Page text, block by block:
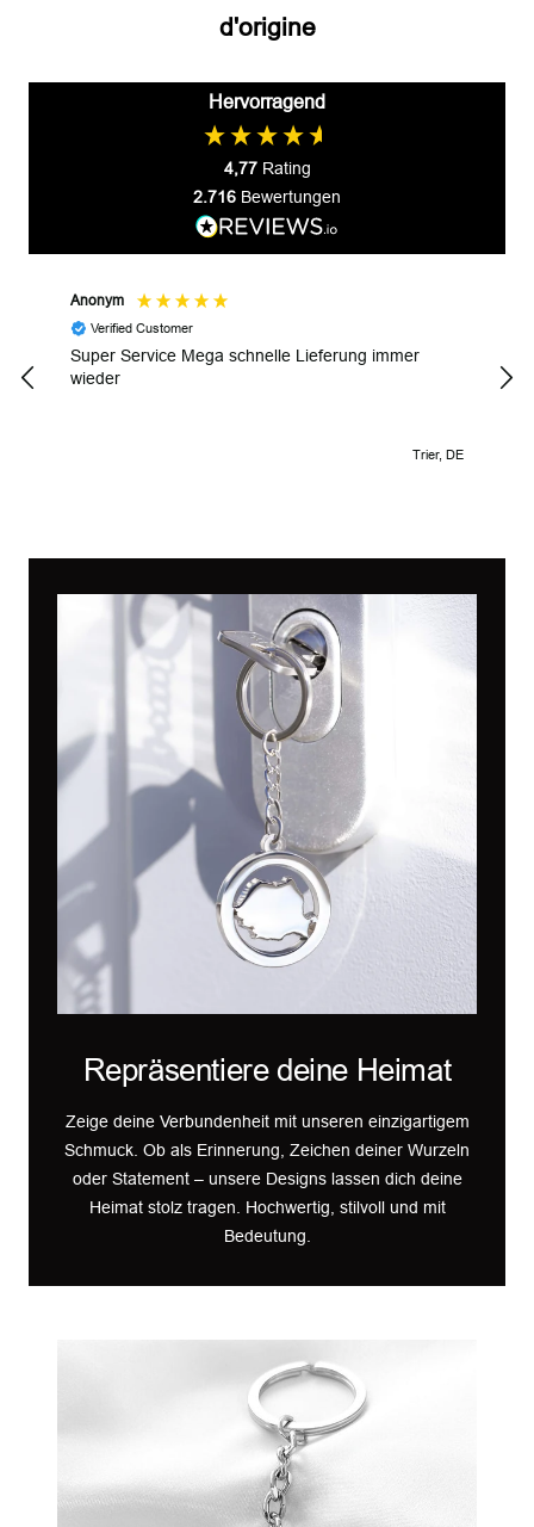
d'origine
Hervorragend
4,77 Rating
2.716 Bewertungen
Anonym
Verified Customer
Super Service Mega schnelle Lieferung immer
wieder
Trier, DE
Repräsentiere deine Heimat
Zeige deine Verbundenheit mit unseren einzigartigem
Schmuck. Ob als Erinnerung, Zeichen deiner Wurzeln
oder Statement – unsere Designs lassen dich deine
Heimat stolz tragen. Hochwertig, stilvoll und mit
Bedeutung.